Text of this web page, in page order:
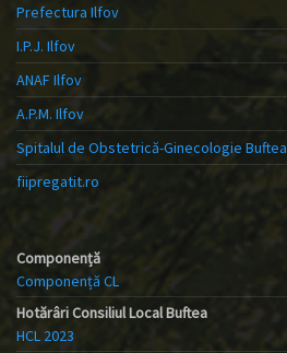
Prefectura Ilfov
I.P.J. Ilfov
ANAF Ilfov
A.P.M. Ilfov
Spitalul de Obstetrică-Ginecologie Buftea
fiipregatit.ro
Componență
Componență CL
Hotărâri Consiliul Local Buftea
HCL 2023